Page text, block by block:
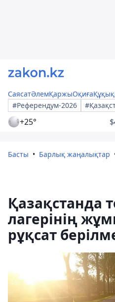
СаясатӘлемҚаржыОқиғаҚұқық
#Референдум-2026
+25° $
Басты Барлық жаңалықтар
Қазақстанда
лагерінің
рұқсат